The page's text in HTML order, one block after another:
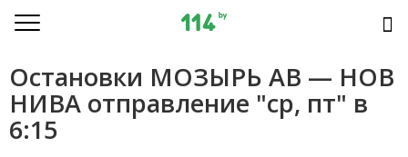
Остановки МОЗЫРЬ АВ — НОВ
НИВА отправление "ср, пт" в
6:15